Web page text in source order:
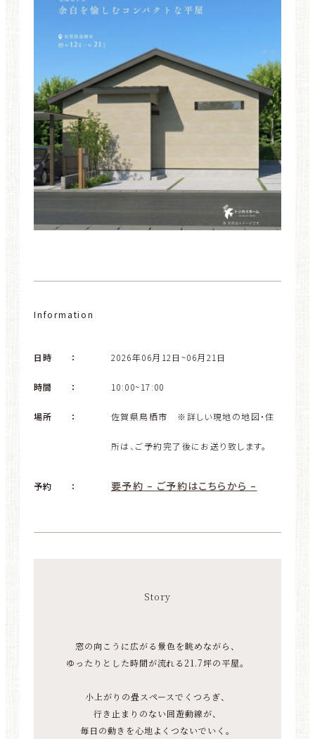
Information
日時 ： 2026年06月12日~06月21日
時間 ： 10:00~17:00
場所 ： 佐賀県鳥栖市 ※詳しい現地の地図・住
所は、ご予約完了後にお送り致します。
予約 ： 要予約 – ご予約はこちらから –
Story
窓の向こうに広がる景色を眺めながら、
ゆったりとした時間が流れる21.7坪の平屋。
小上がりの畳スペースでくつろぎ、
行き止まりのない回遊動線が、
毎日の動きを心地よくつないでいく。